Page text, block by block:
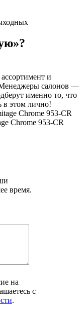
и
салонов —
именно то, что
в этом лично!
Chrome 953-CR
время.
на
с
.